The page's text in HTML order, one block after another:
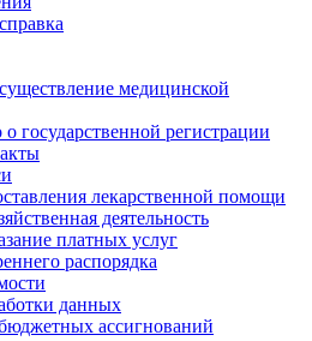
медицинской
о государственной регистрации
лекарственной помощи
деятельность
платных услуг
распорядка
данных
ассигнований